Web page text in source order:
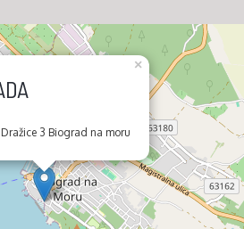
3 Biograd na moru
×